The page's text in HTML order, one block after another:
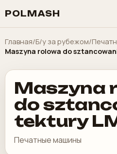
POLMASH
Главная/Б/у за рубежом/
Maszyna rolowa do
Maszyna
do
tektury
Печатные машины